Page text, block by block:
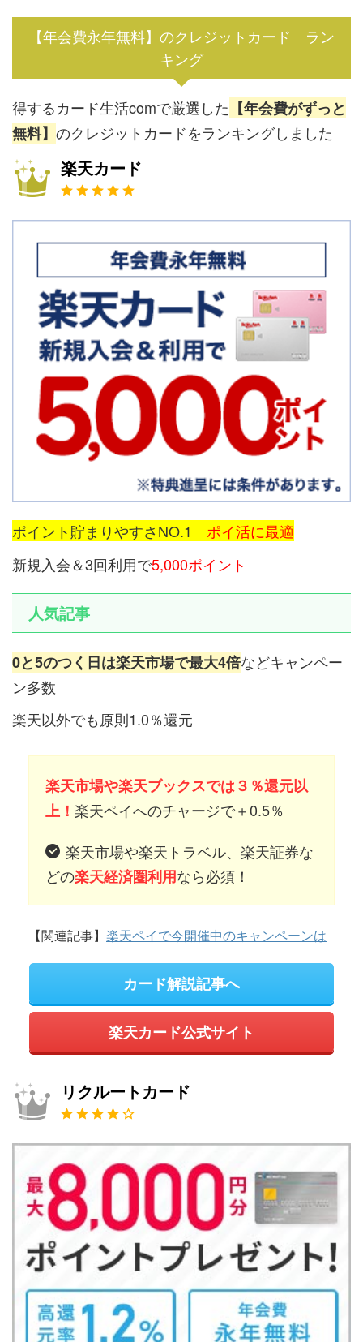
【年会費永年無料】のクレジットカード ラン
キング
得するカード生活comで厳選した 【年会費がずっと
無料】 のクレジットカードをランキングしました
楽天カード
ポイント貯まりやすさNO.1 ポイ活に最適
新規入会＆3回利用で5,000ポイント
人気記事
0と5のつく日は楽天市場で最大4倍などキャンペー
ン多数
楽天以外でも原則1.0％還元
楽天市場や楽天ブックスでは３％還元以
上！ 楽天ペイへのチャージで＋0.5％
楽天市場や楽天トラベル、楽天証券な
どの楽天経済圏利用なら必須！
【関連記事】 楽天ペイで今開催中のキャンペーンは
カード解説記事へ
楽天カード公式サイト
リクルートカード